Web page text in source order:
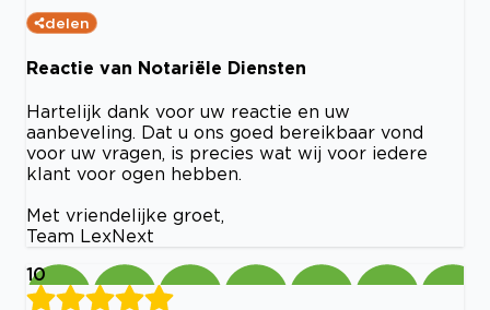
delen
Reactie van Notariële Diensten
Hartelijk dank voor uw reactie en uw
aanbeveling. Dat u ons goed bereikbaar vond
voor uw vragen, is precies wat wij voor iedere
klant voor ogen hebben.
Met vriendelijke groet,
Team LexNext
10